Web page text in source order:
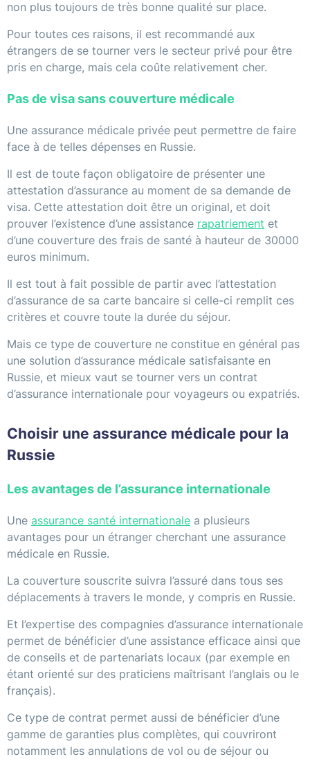
non plus toujours de très bonne qualité sur place.
Pour toutes ces raisons, il est recommandé aux
étrangers de se tourner vers le secteur privé pour être
pris en charge, mais cela coûte relativement cher.
Pas de visa sans couverture médicale
Une assurance médicale privée peut permettre de faire
face à de telles dépenses en Russie.
Il est de toute façon obligatoire de présenter une
attestation d’assurance au moment de sa demande de
visa. Cette attestation doit être un original, et doit
prouver l’existence d’une assistance rapatriement et
d’une couverture des frais de santé à hauteur de 30000
euros minimum.
Il est tout à fait possible de partir avec l’attestation
d’assurance de sa carte bancaire si celle-ci remplit ces
critères et couvre toute la durée du séjour.
Mais ce type de couverture ne constitue en général pas
une solution d’assurance médicale satisfaisante en
Russie, et mieux vaut se tourner vers un contrat
d’assurance internationale pour voyageurs ou expatriés.
Choisir une assurance médicale pour la
Russie
Les avantages de l’assurance internationale
Une assurance santé internationale a plusieurs
avantages pour un étranger cherchant une assurance
médicale en Russie.
La couverture souscrite suivra l’assuré dans tous ses
déplacements à travers le monde, y compris en Russie.
Et l’expertise des compagnies d’assurance internationale
permet de bénéficier d’une assistance efficace ainsi que
de conseils et de partenariats locaux (par exemple en
étant orienté sur des praticiens maîtrisant l’anglais ou le
français).
Ce type de contrat permet aussi de bénéficier d’une
gamme de garanties plus complètes, qui couvriront
notamment les annulations de vol ou de séjour ou